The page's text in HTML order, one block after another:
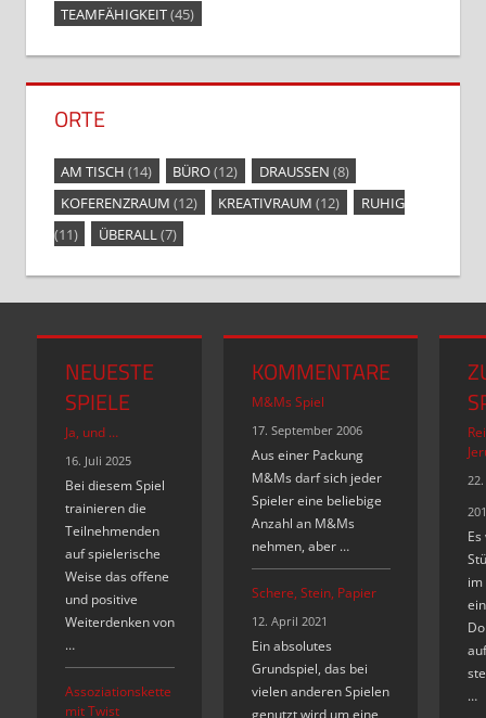
TEAMFÄHIGKEIT(45)
ORTE
AM TISCH (14) BÜRO(12) DRAUSSEN
(8)
KOFERENZRAUM (12) KREATIVRAUM (12)
RUHIG
(11)
ÜBERALL (7)
NEUESTE
SPIELE
Ja, und …
16. Juli 2025
Bei diesem Spiel
trainieren die
Teilnehmenden
auf spielerische
Weise das offene
und positive
Weiterdenken von
…
Assoziationskette
mit Twist
KOMMENTARE
M&Ms Spiel
17. September 2006
Aus einer Packung
M&Ms darf sich jeder
Spieler eine beliebige
Anzahl an M&Ms
nehmen, aber …
Schere, Stein, Papier
12. April 2021
Ein absolutes
Grundspiel, das bei
vielen anderen Spielen
im
…